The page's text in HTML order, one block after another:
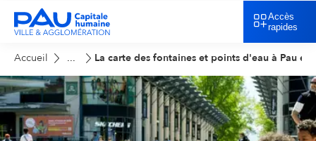
Accès
rapides
Accueil ... La carte des fontaines et points d'eau à Pau et